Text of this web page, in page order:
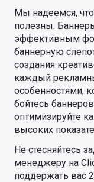
Мы надеемся,
полезны.
эффективным
баннерную
создания
каждый
особенностями,
бойтесь
оптимизируйте
высоких
Не стесняйтесь
менеджеру на
поддержать вас